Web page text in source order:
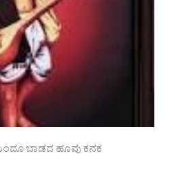
ಬಾಡದ ಹೂವು ಕನಕ